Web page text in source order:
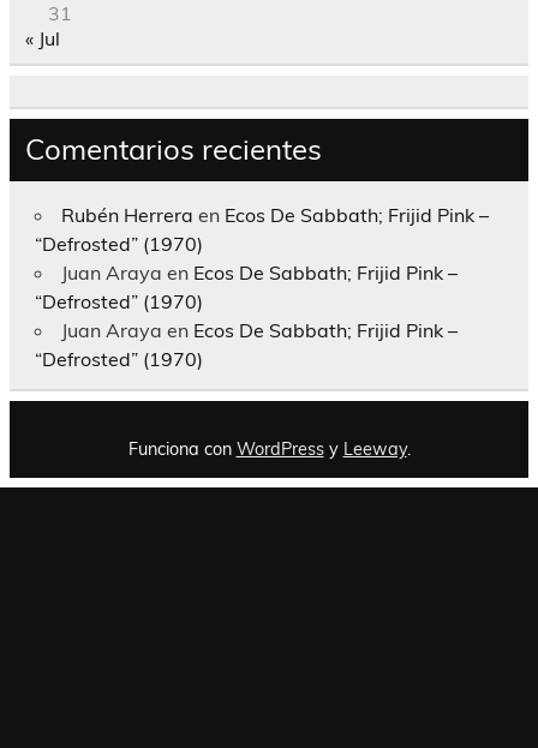
31
« Jul
Comentarios recientes
Rubén Herrera en Ecos De Sabbath; Frijid Pink –
“Defrosted” (1970)
Juan Araya en Ecos De Sabbath; Frijid Pink –
“Defrosted” (1970)
Juan Araya en Ecos De Sabbath; Frijid Pink –
“Defrosted” (1970)
Funciona con WordPressy Leeway.